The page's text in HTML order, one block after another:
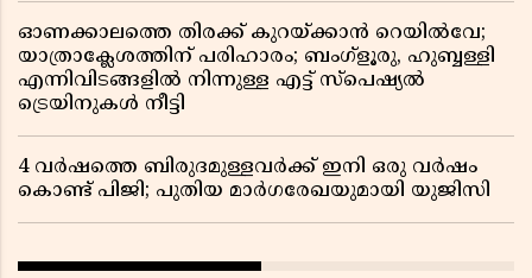
ഓണക്കാലത്തെ തിരക്ക് കുറയ്ക്കാൻ റെയിൽവേ;
യാത്രാക്ലേശത്തിന് പരിഹാരം; ബംഗ്ളൂരു, ഹുബ്ബള്ളി
എന്നിവിടങ്ങളിൽ നിന്നുള്ള എട്ട് സ്പെഷ്യൽ
ട്രെയിനുകൾ നീട്ടി
4 വർഷത്തെ ബിരുദമുള്ളവർക്ക് ഇനി ഒരു വർഷം
കൊണ്ട് പിജി; പുതിയ മാർഗരേഖയുമായി യുജിസി